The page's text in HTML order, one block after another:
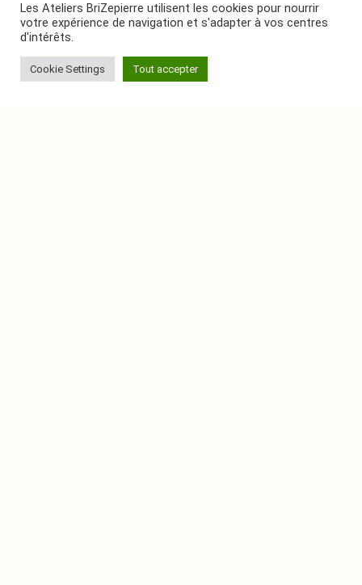
Les Ateliers BriZepierre utilisent les cookies pour nourrir
votre expérience de navigation et s'adapter à vos centres
d'intérêts.
Cookie Settings Tout accepter